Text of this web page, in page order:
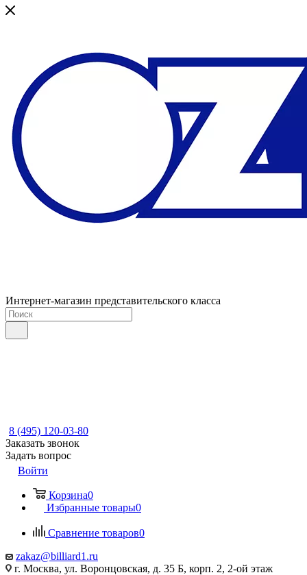
Интернет-магазин представительского класса
8 (495) 120-03-80
Заказать звонок
Задать вопрос
Войти
Корзина0
Избранные товары0
Сравнение товаров0
zakaz@billiard1.ru
г. Москва, ул. Воронцовская, д. 35 Б, корп. 2, 2-ой этаж